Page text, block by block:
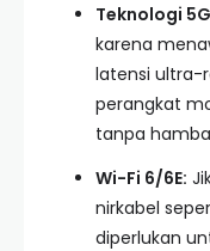
Teknologi
karena
latensi ultra-
perangkat
tanpa
Wi-Fi 6/6E:
nirkabel
diperlukan